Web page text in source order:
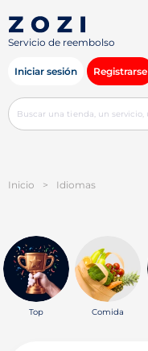
Servicio de reembolso
Iniciar sesión Registrarse
Inicio > Idiomas
Top Comida